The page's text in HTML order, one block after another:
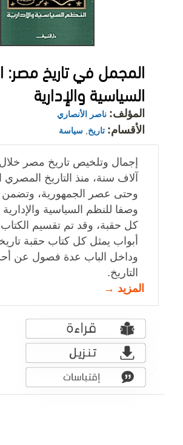
المجمل في تاريخ مصر:
السياسية والإدارية
المؤلف: ناصر الأنصاري
الأقسام: تاريخ سياسة
إجمال وتلخيص تاريخ مصر
آلاف سنة، منذ التاريخ المصري
وحتى عصر الجمهورية، وتضمن
وصفا للنظم السياسية والإدارية
كل حقبة، وقد تم تقسيم
أبواب يمثل كل كتاب حقبة
وداخل الباب عدة فصول عن
التاريخ.
المزيد →